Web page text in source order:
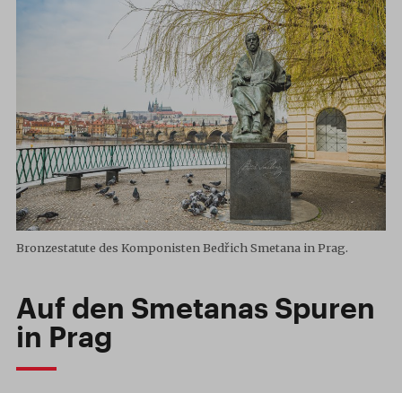
Bronzestatute des Komponisten Bedřich Smetana in Prag.
Auf den Smetanas Spuren
in Prag